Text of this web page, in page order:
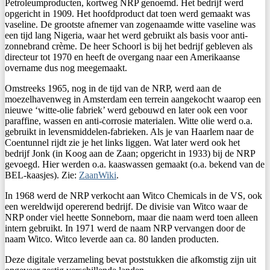
Petroleumproducten, kortweg NRP genoemd. Het bedrijf werd
opgericht in 1909. Het hoofdproduct dat toen werd gemaakt was
vaseline. De grootste afnemer van zogenaamde witte vaseline was
een tijd lang Nigeria, waar het werd gebruikt als basis voor anti-
zonnebrand crème. De heer Schoorl is bij het bedrijf gebleven als
directeur tot 1970 en heeft de overgang naar een Amerikaanse
overname dus nog meegemaakt.
Omstreeks 1965, nog in de tijd van de NRP, werd aan de
moezelhavenweg in Amsterdam een terrein aangekocht waarop een
nieuwe ‘witte-olie fabriek’ werd gebouwd en later ook een voor
paraffine, wassen en anti-corrosie materialen. Witte olie werd o.a.
gebruikt in levensmiddelen-fabrieken. Als je van Haarlem naar de
Coentunnel rijdt zie je het links liggen. Wat later werd ook het
bedrijf Jonk (in Koog aan de Zaan; opgericht in 1933) bij de NRP
gevoegd. Hier werden o.a. kaaswassen gemaakt (o.a. bekend van de
BEL-kaasjes). Zie: ZaanWiki.
In 1968 werd de NRP verkocht aan Witco Chemicals in de VS, ook
een wereldwijd opererend bedrijf. De divisie van Witco waar de
NRP onder viel heette Sonneborn, maar die naam werd toen alleen
intern gebruikt. In 1971 werd de naam NRP vervangen door de
naam Witco. Witco leverde aan ca. 80 landen producten.
Deze digitale verzameling bevat poststukken die afkomstig zijn uit